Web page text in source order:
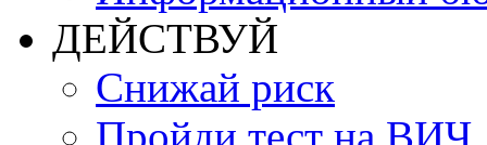
ДЕЙСТВУЙ
Снижай риск
Пройди тест на ВИЧ